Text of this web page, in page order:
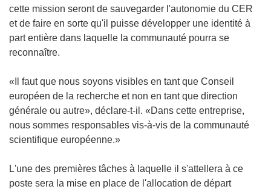
cette mission seront de sauvegarder l'autonomie du CER
et de faire en sorte qu'il puisse développer une identité à
part entière dans laquelle la communauté pourra se
reconnaître.
«Il faut que nous soyons visibles en tant que Conseil
européen de la recherche et non en tant que direction
générale ou autre», déclare-t-il. «Dans cette entreprise,
nous sommes responsables vis-à-vis de la communauté
scientifique européenne.»
L'une des premières tâches à laquelle il s'attellera à ce
poste sera la mise en place de l'allocation de départ